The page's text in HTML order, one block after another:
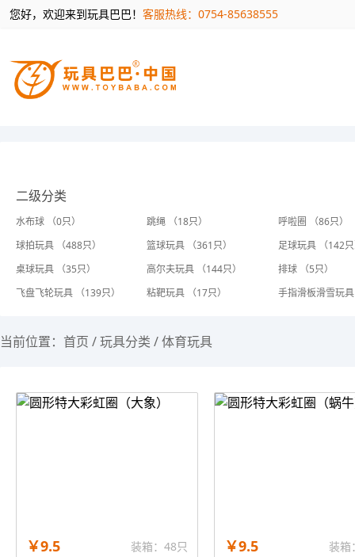
您好，欢迎来到玩具巴巴！ 客服热线：0754-85638555
二级分类
水布球 （0只） 跳绳 （18只）
呼啦圈 （86只）
球拍玩具 （488只）
篮球玩具 （361只）
足球玩具 （142
桌球玩具 （35只）
高尔夫玩具 （144只）
排球 （5只）
飞盘飞轮玩具 （139只）
粘靶玩具 （17只） 手指滑板滑雪玩
当前位置： 首页 /玩具分类 /体育玩具
￥9.5
装箱：48只
￥9.5
装箱